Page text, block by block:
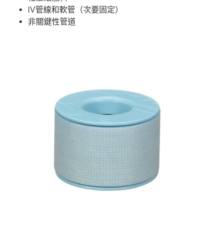
IV管線和軟管（次要固定）
非關鍵性管道